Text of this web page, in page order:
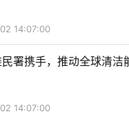
14:07:00
署携手，推动全球清洁
14:07:00